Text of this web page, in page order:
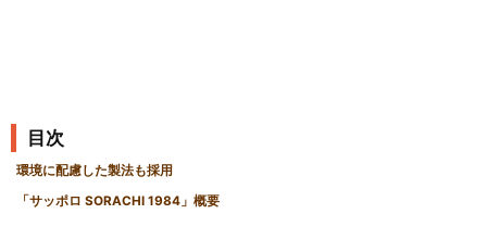
目次
環境に配慮した製法も採用
「サッポロ SORACHI 1984」概要